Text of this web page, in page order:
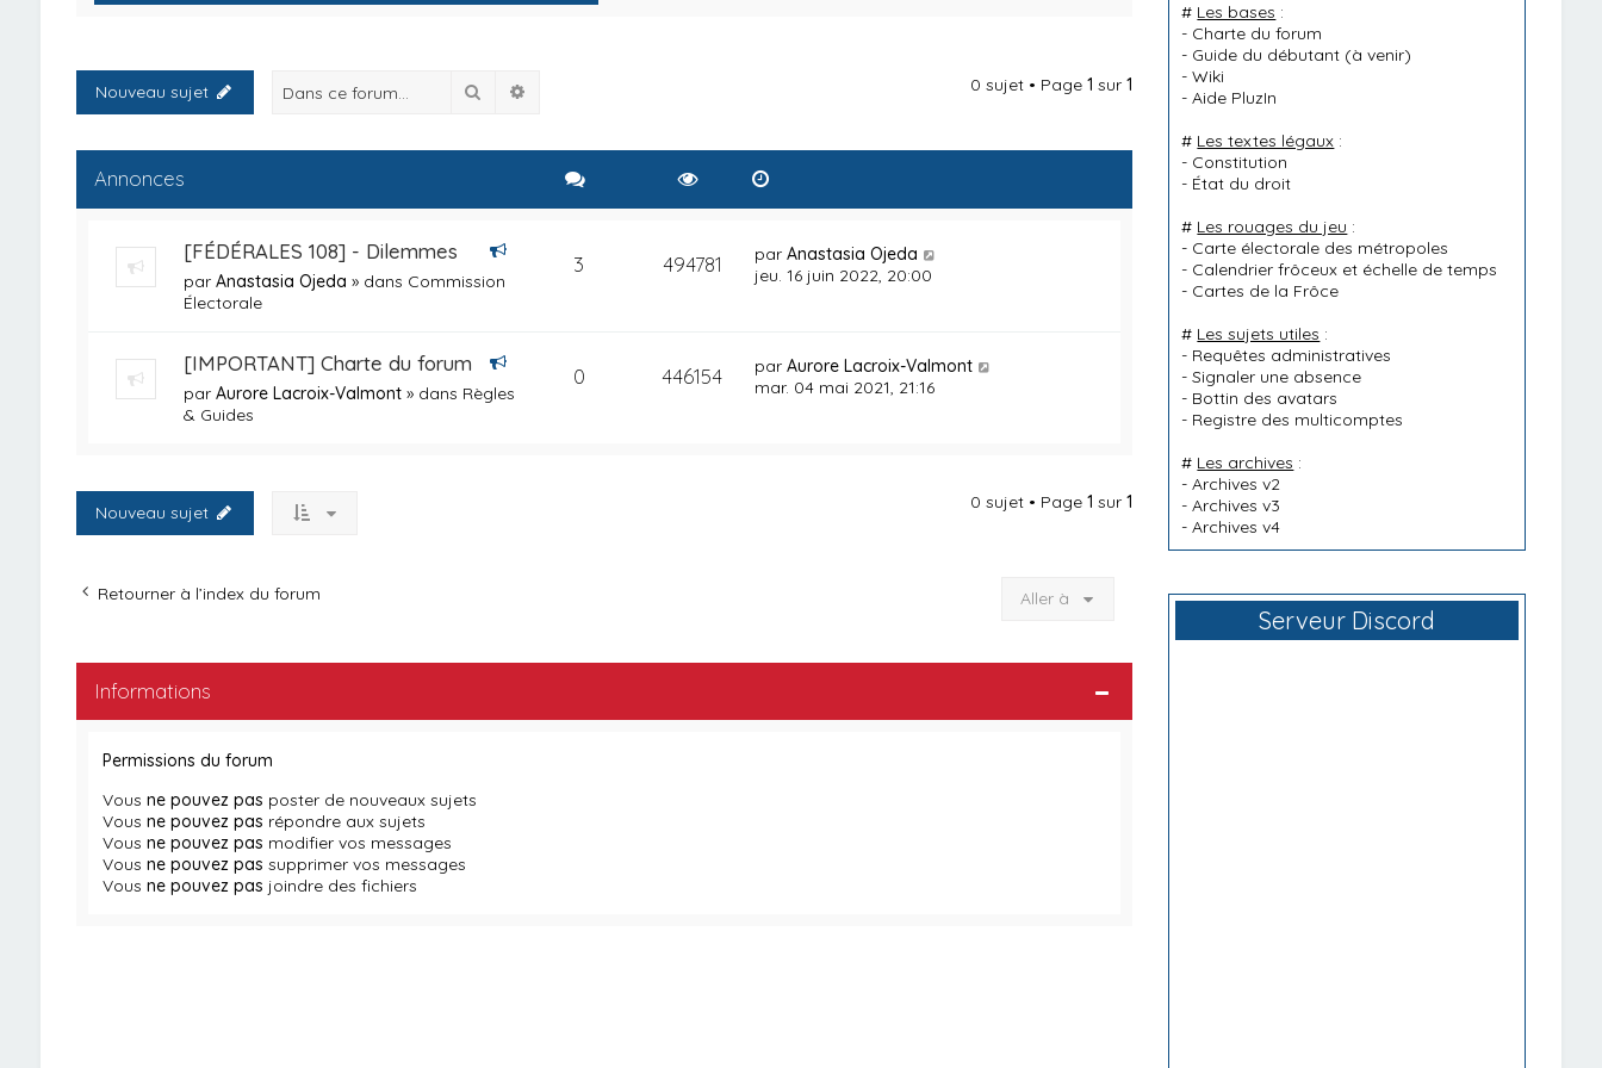
Nouveau sujet Rechercher 0 sujet • Page1 sur1
Annonces
[FÉDÉRALES 108] - Dilemmes
par Anastasia Ojeda » dans Commission
Électorale
3 494781 parAnastasia Ojeda
jeu. 16 juin 2022, 20:00
[IMPORTANT] Charte du forum
par Aurore Lacroix-Valmont » dans Règles
& Guides
0 446154 parAurore Lacroix-Valmont
mar. 04 mai 2021, 21:16
Nouveau sujet 0 sujet • Page1 sur1
Retourner à l’index du forum Aller à
Informations
Permissions du forum
Vous ne pouvez pas poster de nouveaux sujets
Vous ne pouvez pas répondre aux sujets
Vous ne pouvez pas modifier vos messages
Vous ne pouvez pas supprimer vos messages
Vous ne pouvez pas joindre des fichiers
# Les bases :
- Charte du forum
- Guide du débutant (à venir)
-Wiki
-Aide PluzIn
# Les textes légaux :
- Constitution
- État du droit
# Les rouages du jeu :
- Carte électorale des métropoles
- Calendrier frôceux et échelle de temps
- Cartes de la Frôce
# Les sujets utiles :
- Requêtes administratives
-Signaler une absence
- Bottin des avatars
- Registre des multicomptes
# Les archives :
-Archives v2
-Archives v3
-Archives v4
Serveur Discord